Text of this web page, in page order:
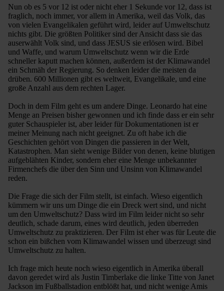
Nun ob es 5 vor 12 ist oder nicht eher 1 Sekunde vor 12, dass ist
fraglich, noch immer, vor allem in Amerika, weil das Volk, das
von vielen Evangelikalen geführt wird, leider auf Umweltschutz
nichts gibt. Die größten Politiker sind der Ansicht dass sie das
auserwählt Volk sind, und dass JESUS sie erlösen wird. Bibel
und Waffe, und warum Umweltschutz wenn wir die Erde
schneller kaputt machen können, außerdem ist der Klimawandel
ein Schmäh der Regierung. So denken leider die meisten da
drüben. 600 Millionen gibt es weltweit, Evangelikale, und eine
große Anzahl aus dem rechten Lager.
Doch in dem Film geht es um andere Dinge. Leonardo hat eine
Menge an Preisen bisher gewonnen und ich finde dass er ein sehr
guter Schauspieler ist, aber leider für Dokumentationen ist er
meiner Meinung nach nicht geeignet. Zu oft habe ich die
Geschichten gehört von Dingen die passieren in der Welt,
Katastrophen. Man sieht wenige Bilder von denen, keine blutigen
aufgeblähten Kinder, sondern eher eine Menge unbekannter
Firmenchefs die über den Sinn und Unsinn von Klimawandel
reden.
Die Frage die sich der Film stellt, ist einfach. Wieso eigentlich
kümmern wir uns um Dinge die ein Dreck wert sind, und nicht
um den Umweltschutz? Dass wird im Film leider nicht so sehr
deutlich, schade darum, eines wird deutlich, jeden überreden
Umweltschutz zu praktizieren. Der Film ist eher was für Leute die
schon ein bißchen vom Klimawandel wissen und überzeugt sind
Umweltschutz zu halten.
Ich frage mich heute noch wieso eigentlich in Amerika überall
davon geredet wird als Justin Timberlake die linke Titte von Janet
Jackson im Fußballstadion entblößt hat, und nicht wenige Amis